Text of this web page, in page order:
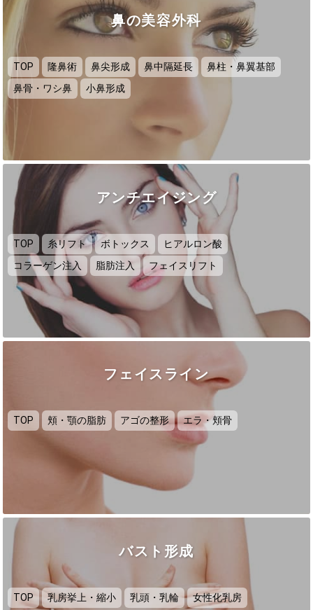
鼻の美容外科
TOP 隆鼻術 鼻尖形成 鼻中隔延長
鼻柱・鼻翼基部
鼻骨・ワシ鼻
小鼻形成
アンチエイジング
TOP 糸リフト ボトックス
ヒアルロン酸
コラーゲン注入
脂肪注入 フェイスリフト
フェイスライン
TOP 頬・顎の脂肪 アゴの整形 エラ・頬骨
バスト形成
TOP 乳房挙上・縮小 乳頭・乳輪 女性化乳房